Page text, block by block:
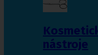
nástroje